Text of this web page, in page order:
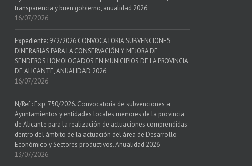
transparencia y buen gobierno, anualidad 2026.
16/07/2026
Expediente: 972/2026 CONVOCATORIA SUBVENCIONES
DINERARIAS PARA LA CONSERVACIÓN Y MEJORA DE
SENDEROS HOMOLOGADOS EN MUNICIPIOS DE LA PROVINCIA
DE ALICANTE, ANUALIDAD 2026
16/07/2026
N/Ref.: Exp. 750/2026. Convocatoria de subvenciones a
Ayuntamientos y entidades locales menores de la provincia
de Alicante para la realización de actuaciones comprendidas
dentro del ámbito de la actuación del área de Desarrollo
Económico y Sectores productivos. Anualidad 2026
13/07/2026